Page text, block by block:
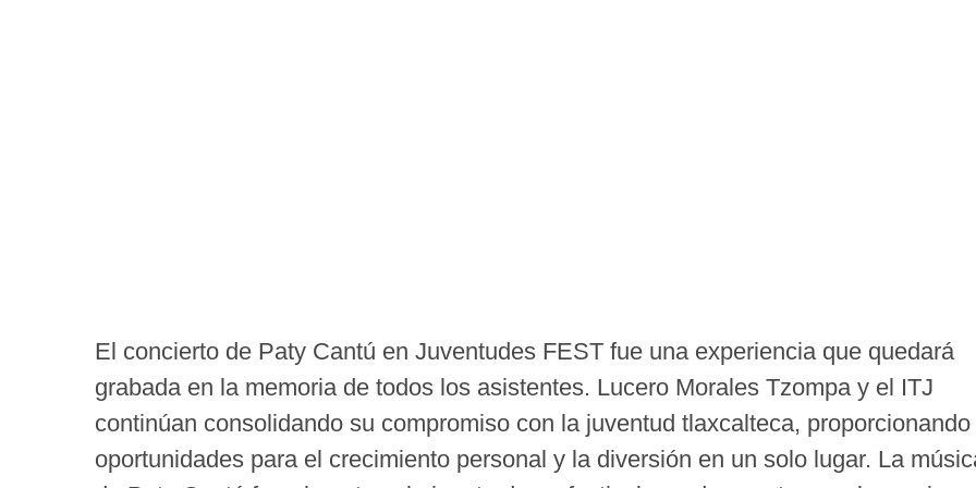
El concierto de Paty Cantú en Juventudes FEST fue una experiencia que quedará
grabada en la memoria de todos los asistentes. Lucero Morales Tzompa y el ITJ
continúan consolidando su compromiso con la juventud tlaxcalteca, proporcionando
oportunidades para el crecimiento personal y la diversión en un solo lugar. La